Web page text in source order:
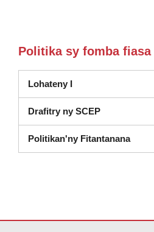
Politika sy fomba fiasa
Lohateny I
Drafitry ny SCEP
Politikan'ny Fitantanana